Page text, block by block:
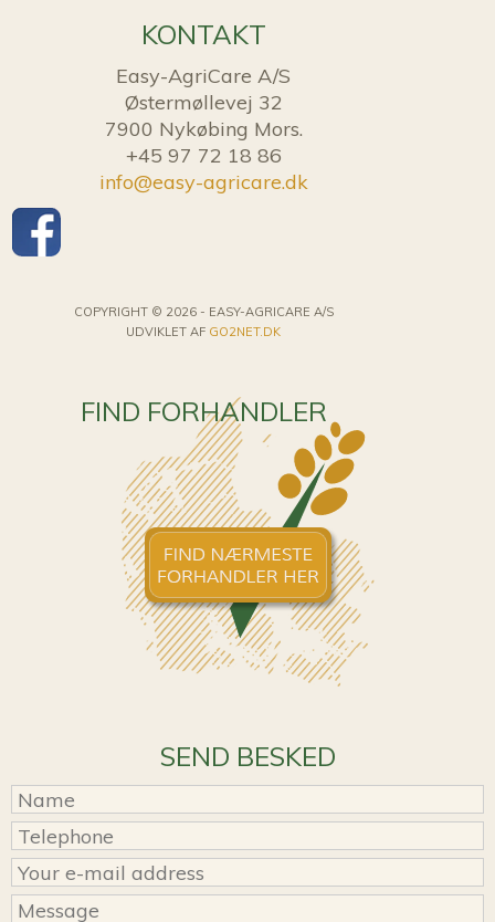
KONTAKT
Easy-AgriCare A/S
Østermøllevej 32
7900 Nykøbing Mors.
+45 97 72 18 86
info@easy-agricare.dk
COPYRIGHT © 2026 - EASY-AGRICARE A/S
UDVIKLET AF GO2NET.DK
FIND FORHANDLER
SEND BESKED